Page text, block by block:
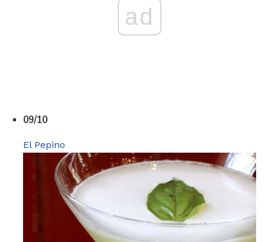
ad
09/10
El Pepino